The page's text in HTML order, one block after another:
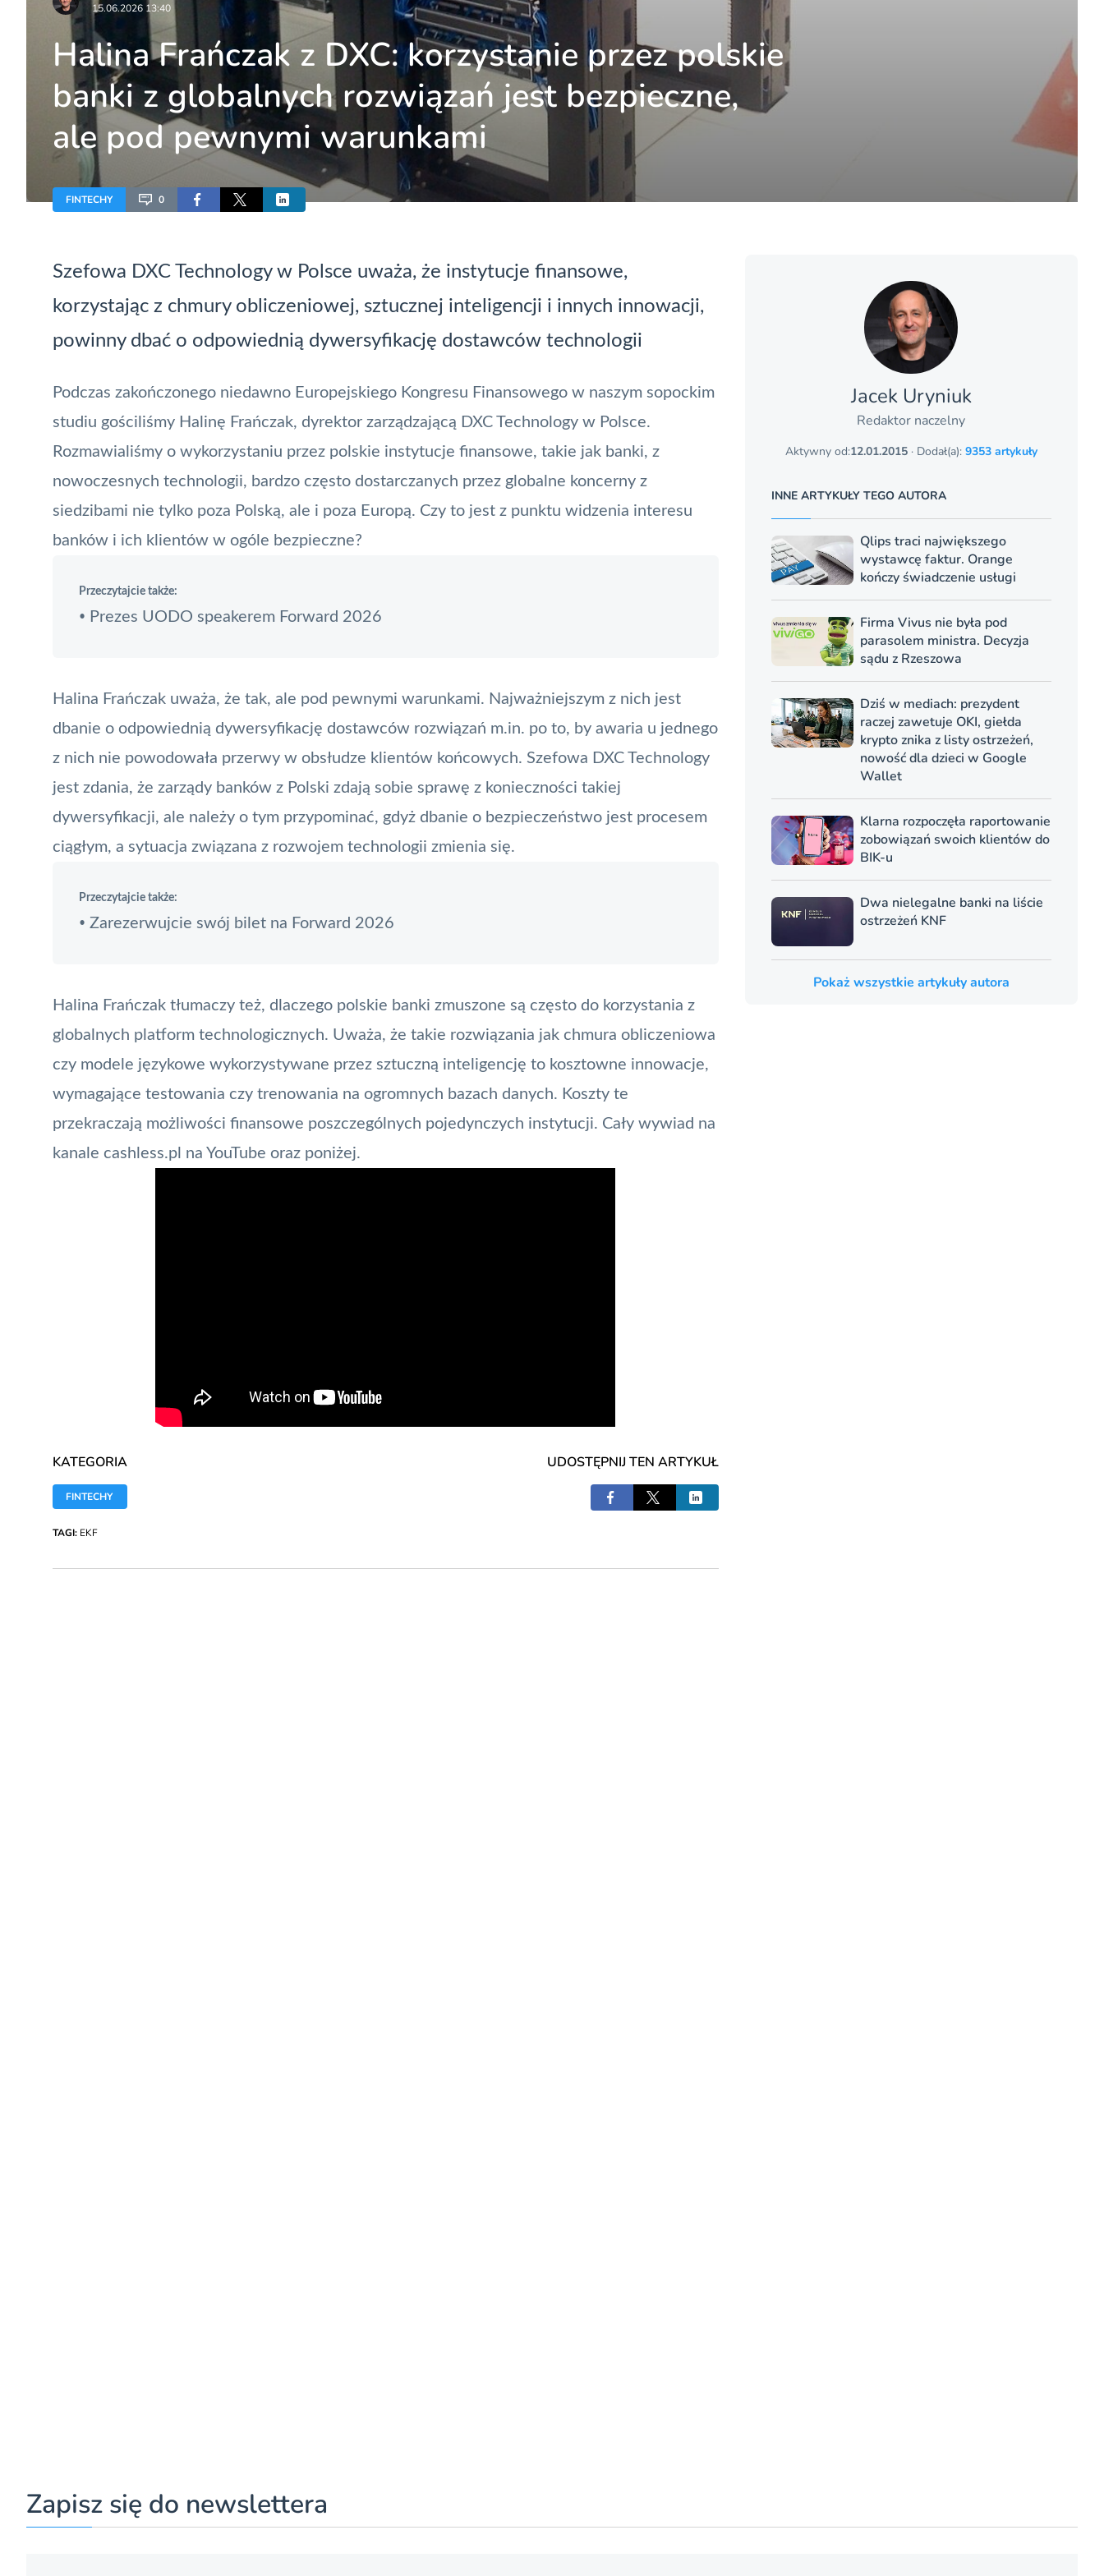
15.06.2026 13:40
Halina Frańczak z DXC: korzystanie przez polskie
banki z globalnych rozwiązań jest bezpieczne,
ale pod pewnymi warunkami
FINTECHY 0
Szefowa DXC Technology w Polsce uważa, że instytucje finansowe,
korzystając z chmury obliczeniowej, sztucznej inteligencji i innych innowacji,
powinny dbać o odpowiednią dywersyfikację dostawców technologii
Podczas zakończonego niedawno Europejskiego Kongresu Finansowego w naszym sopockim
studiu gościliśmy Halinę Frańczak, dyrektor zarządzającą DXC Technology w Polsce.
Rozmawialiśmy o wykorzystaniu przez polskie instytucje finansowe, takie jak banki, z
nowoczesnych technologii, bardzo często dostarczanych przez globalne koncerny z
siedzibami nie tylko poza Polską, ale i poza Europą. Czy to jest z punktu widzenia interesu
banków i ich klientów w ogóle bezpieczne?
Przeczytajcie także:
• Prezes UODO speakerem Forward 2026
Halina Frańczak uważa, że tak, ale pod pewnymi warunkami. Najważniejszym z nich jest
dbanie o odpowiednią dywersyfikację dostawców rozwiązań m.in. po to, by awaria u jednego
z nich nie powodowała przerwy w obsłudze klientów końcowych. Szefowa DXC Technology
jest zdania, że zarządy banków z Polski zdają sobie sprawę z konieczności takiej
dywersyfikacji, ale należy o tym przypominać, gdyż dbanie o bezpieczeństwo jest procesem
ciągłym, a sytuacja związana z rozwojem technologii zmienia się.
Przeczytajcie także:
• Zarezerwujcie swój bilet na Forward 2026
Halina Frańczak tłumaczy też, dlaczego polskie banki zmuszone są często do korzystania z
globalnych platform technologicznych. Uważa, że takie rozwiązania jak chmura obliczeniowa
czy modele językowe wykorzystywane przez sztuczną inteligencję to kosztowne innowacje,
wymagające testowania czy trenowania na ogromnych bazach danych. Koszty te
przekraczają możliwości finansowe poszczególnych pojedynczych instytucji. Cały wywiad na
kanale cashless.pl na YouTube oraz poniżej.
KATEGORIA
FINTECHY
UDOSTĘPNIJ TEN ARTYKUŁ
TAGI: EKF
Jacek Uryniuk
Redaktor naczelny
Aktywny od:12.01.2015· Dodał(a): 9353 artykuły
INNE ARTYKUŁY TEGO AUTORA
Qlips traci największego
wystawcę faktur. Orange
kończy świadczenie usługi
Firma Vivus nie była pod
parasolem ministra. Decyzja
sądu z Rzeszowa
Dziś w mediach: prezydent
raczej zawetuje OKI, giełda
krypto znika z listy ostrzeżeń,
nowość dla dzieci w Google
Wallet
Klarna rozpoczęła raportowanie
zobowiązań swoich klientów do
BIK-u
Dwa nielegalne banki na liście
ostrzeżeń KNF
Pokaż wszystkie artykuły autora
Zapisz się do newslettera